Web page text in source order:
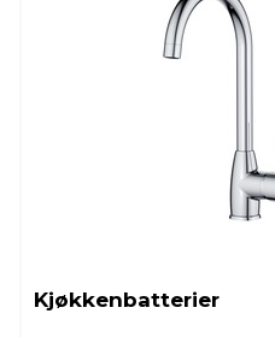
Kjøkkenbatterier